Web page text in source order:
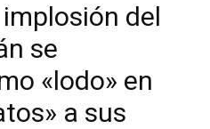
del
se
«lodo» en
a sus